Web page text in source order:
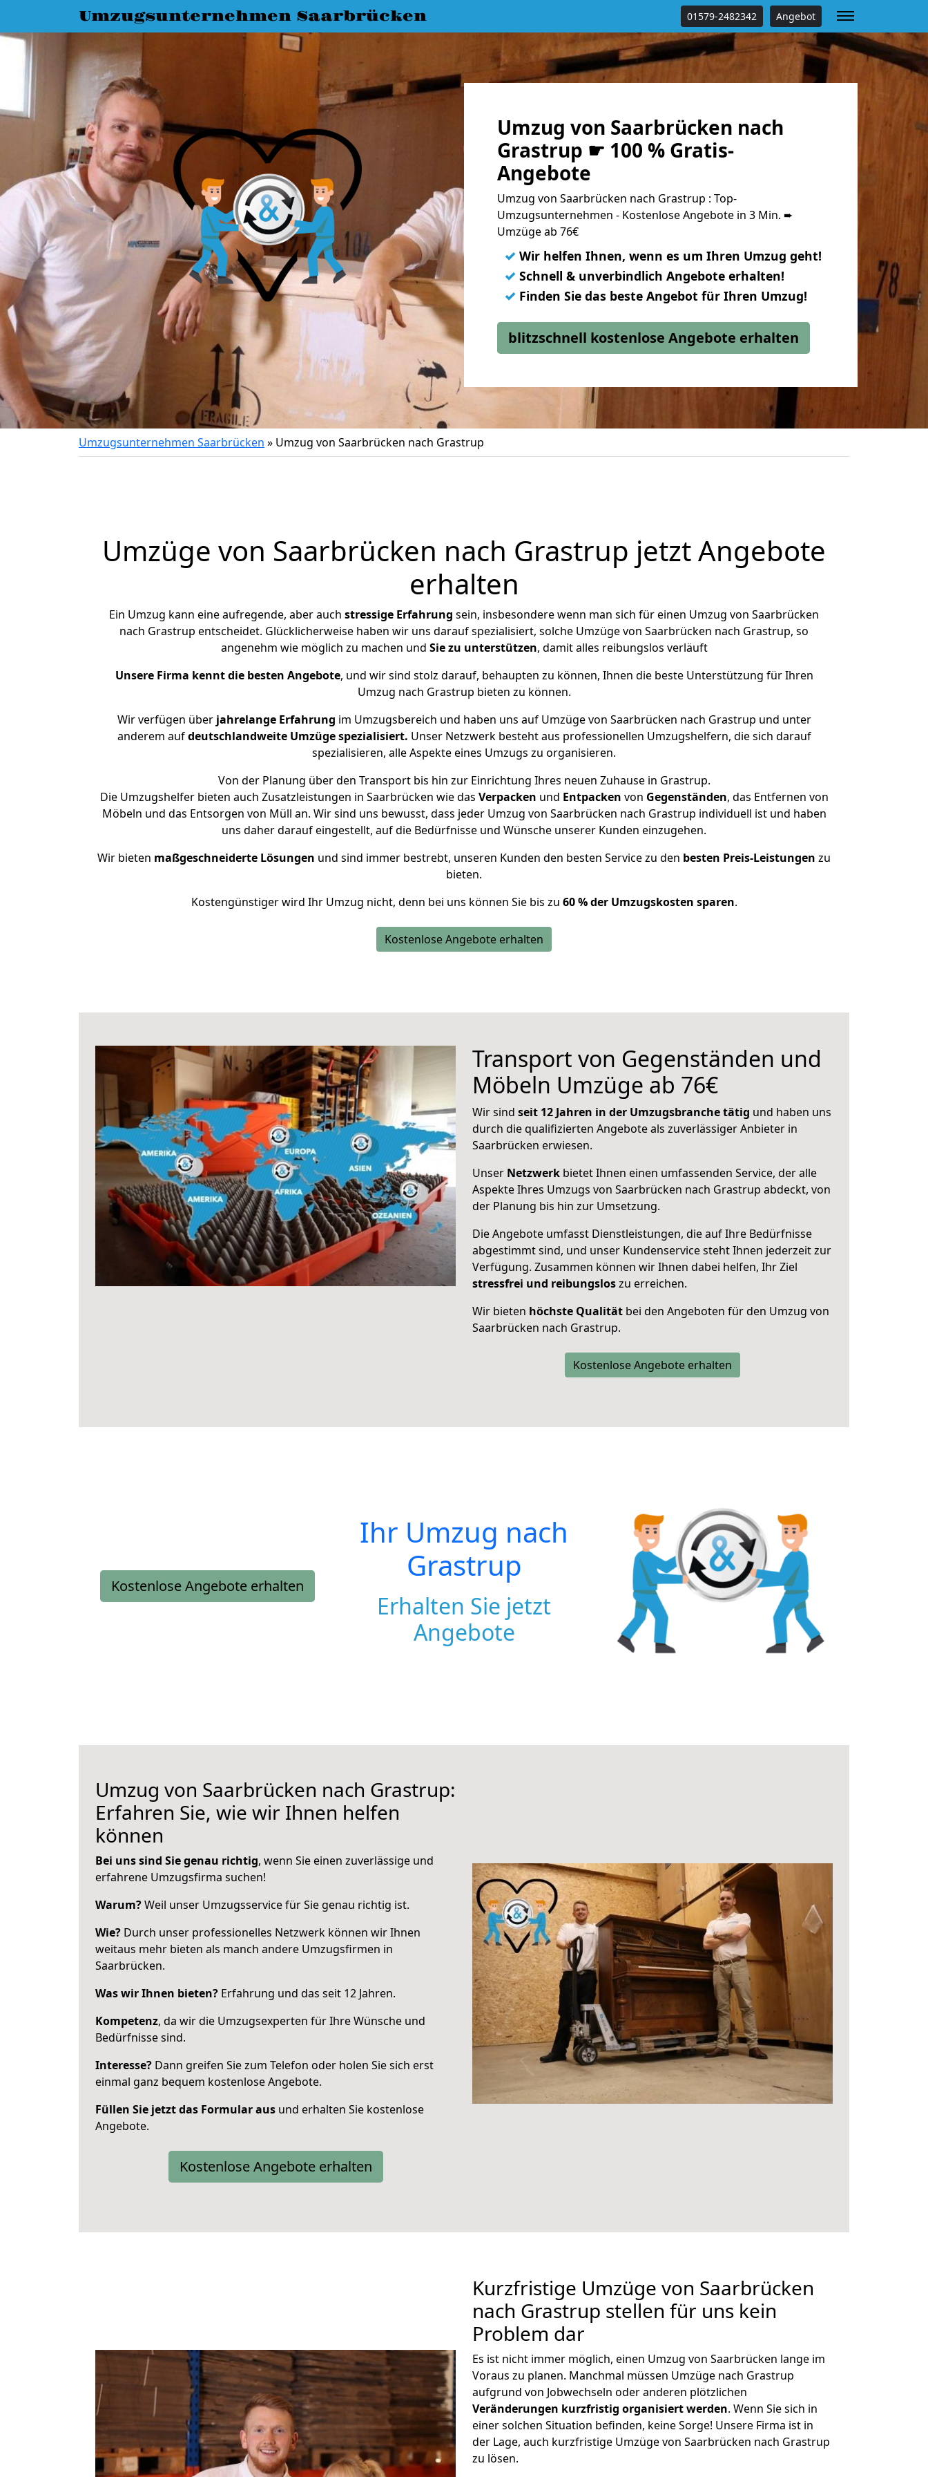
Umzugsunternehmen Saarbrücken 01579-2482342 Angebot
Umzug von Saarbrücken nach
Grastrup ☛ 100 % Gratis-
Angebote
Umzug von Saarbrücken nach Grastrup : Top-
Umzugsunternehmen - Kostenlose Angebote in 3 Min. ➨
Umzüge ab 76€
✓ Wir helfen Ihnen, wenn es um Ihren Umzug geht!
✓ Schnell & unverbindlich Angebote erhalten!
✓ Finden Sie das beste Angebot für Ihren Umzug!
blitzschnell kostenlose Angebote erhalten
Umzugsunternehmen Saarbrücken » Umzug von Saarbrücken nach Grastrup
Umzüge von Saarbrücken nach Grastrup jetzt Angebote
erhalten
Ein Umzug kann eine aufregende, aber auch stressige Erfahrung sein, insbesondere wenn man sich für einen Umzug von Saarbrücken
nach Grastrup entscheidet. Glücklicherweise haben wir uns darauf spezialisiert, solche Umzüge von Saarbrücken nach Grastrup, so
angenehm wie möglich zu machen und Sie zu unterstützen, damit alles reibungslos verläuft
Unsere Firma kennt die besten Angebote, und wir sind stolz darauf, behaupten zu können, Ihnen die beste Unterstützung für Ihren
Umzug nach Grastrup bieten zu können.
Wir verfügen überjahrelange Erfahrung im Umzugsbereich und haben uns auf Umzüge von Saarbrücken nach Grastrup und unter
anderem aufdeutschlandweite Umzüge spezialisiert. Unser Netzwerk besteht aus professionellen Umzugshelfern, die sich darauf
spezialisieren, alle Aspekte eines Umzugs zu organisieren.
Von der Planung über den Transport bis hin zur Einrichtung Ihres neuen Zuhause in Grastrup.
Die Umzugshelfer bieten auch Zusatzleistungen in Saarbrücken wie das Verpacken und Entpacken von Gegenständen, das Entfernen von
Möbeln und das Entsorgen von Müll an. Wir sind uns bewusst, dass jeder Umzug von Saarbrücken nach Grastrup individuell ist und haben
uns daher darauf eingestellt, auf die Bedürfnisse und Wünsche unserer Kunden einzugehen.
Wir bieten maßgeschneiderte Lösungen und sind immer bestrebt, unseren Kunden den besten Service zu den besten Preis-Leistungen zu
bieten.
Kostengünstiger wird Ihr Umzug nicht, denn bei uns können Sie bis zu 60 % der Umzugskosten sparen.
Kostenlose Angebote erhalten
Transport von Gegenständen und
Möbeln Umzüge ab 76€
Wir sind seit 12 Jahren in der Umzugsbranche tätig und haben uns
durch die qualifizierten Angebote als zuverlässiger Anbieter in
Saarbrücken erwiesen.
Unser Netzwerk bietet Ihnen einen umfassenden Service, der alle
Aspekte Ihres Umzugs von Saarbrücken nach Grastrup abdeckt, von
der Planung bis hin zur Umsetzung.
Die Angebote umfasst Dienstleistungen, die auf Ihre Bedürfnisse
abgestimmt sind, und unser Kundenservice steht Ihnen jederzeit zur
Verfügung. Zusammen können wir Ihnen dabei helfen, Ihr Ziel
stressfrei und reibungsloszu erreichen.
Wir bieten höchste Qualität bei den Angeboten für den Umzug von
Saarbrücken nach Grastrup.
Kostenlose Angebote erhalten
Kostenlose Angebote erhalten
Ihr Umzug nach
Grastrup
Erhalten Sie jetzt
Angebote
Umzug von Saarbrücken nach Grastrup:
Erfahren Sie, wie wir Ihnen helfen
können
Bei uns sind Sie genau richtig, wenn Sie einen zuverlässige und
erfahrene Umzugsfirma suchen!
Warum?Weil unser Umzugsservice für Sie genau richtig ist.
Wie? Durch unser professionelles Netzwerk können wir Ihnen
weitaus mehr bieten als manch andere Umzugsfirmen in
Saarbrücken.
Was wir Ihnen bieten? Erfahrung und das seit 12 Jahren.
Kompetenz, da wir die Umzugsexperten für Ihre Wünsche und
Bedürfnisse sind.
Interesse? Dann greifen Sie zum Telefon oder holen Sie sich erst
einmal ganz bequem kostenlose Angebote.
Füllen Sie jetzt das Formular aus und erhalten Sie kostenlose
Angebote.
Kostenlose Angebote erhalten
Kurzfristige Umzüge von Saarbrücken
nach Grastrup stellen für uns kein
Problem dar
Es ist nicht immer möglich, einen Umzug von Saarbrücken lange im
Voraus zu planen. Manchmal müssen Umzüge nach Grastrup
aufgrund von Jobwechseln oder anderen plötzlichen
Veränderungen kurzfristig organisiert werden. Wenn Sie sich in
einer solchen Situation befinden, keine Sorge! Unsere Firma ist in
der Lage, auch kurzfristige Umzüge von Saarbrücken nach Grastrup
zu lösen.